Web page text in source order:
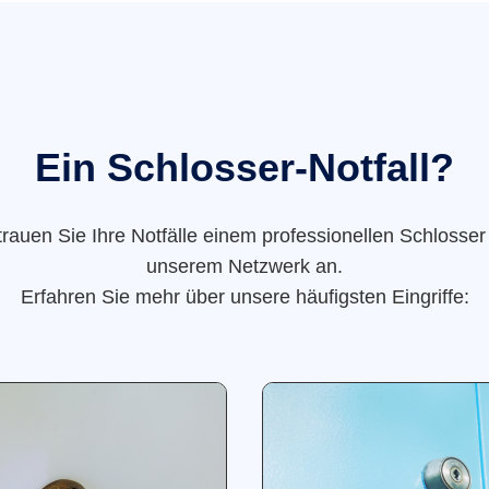
Ein Schlosser-Notfall?
Sie Ihre Notfälle einem professionellen
unserem Netzwerk an.
Erfahren Sie mehr über unsere häufigsten Eingriffe: